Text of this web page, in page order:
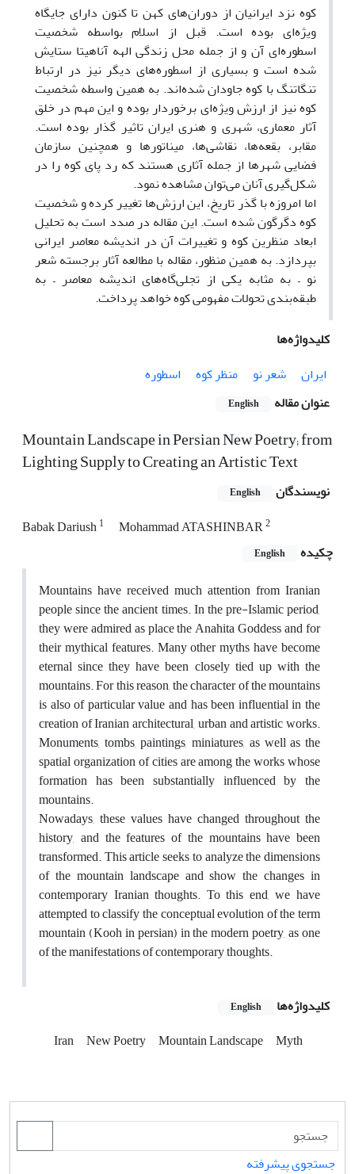
کوه نزد ایرانیان از دوران‌های کهن تا کنون دارای جایگاه
ویژه‌ای بوده است. قبل از اسلام بواسطه شخصیت
اسطوره‌ای آن و از جمله محل زندگی الهه آناهیتا ستایش
شده است و بسیاری از اسطوره‌های دیگر نیز در ارتباط
تنگاتنگ با کوه جاودان شده‌اند. به همین واسطه شخصیت
کوه نیز از ارزش ویژه‌ای برخوردار بوده و این مهم در خلق
آثار معماری، شهری و هنری ایران تاثیر گذار بوده است.
مقابر، بقعه‌ها، نقاشی‌ها، میناتورها و همچنین سازمان
فضایی شهرها از جمله آثاری هستند که رد پای کوه را در
شکل‌گیری آنان می‌توان مشاهده نمود.
اما امروزه با گذر تاریخ، این ارزش‌ها تغییر کرده و شخصیت
کوه دگرگون شده است. این مقاله در صدد است به تحلیل
ابعاد منظرین کوه و تغییرات آن در اندیشه معاصر ایرانی
بپردازد. به همین منظور، مقاله با مطالعه آثار برجسته شعر
نو – به مثابه یکی از تجلی‌گاه‌های اندیشه معاصر – به
طبقه‌بندی تحولات مفهومی کوه خواهد پرداخت.
کلیدواژه‌ها
ایران
شعر نو منظر کوه
اسطوره
عنوان مقاله
English
Mountain Landscape in Persian New Poetry; from
Lighting Supply to Creating an Artistic Text
نویسندگان English
Babak Dariush1 Mohammad ATASHINBAR2
چکیده English
Mountains have received much attention from Iranian
people since the ancient times. In the pre-Islamic period,
they were admired as place the Anahita Goddess and for
their mythical features. Many other myths have become
eternal since they have been closely tied up with the
mountains. For this reason, the character of the mountains
is also of particular value and has been influential in the
creation of Iranian architectural, urban and artistic works.
Monuments, tombs, paintings, miniatures, as well as the
spatial organization of cities are among the works whose
formation has been substantially influenced by the
mountains.
Nowadays, these values have changed throughout the
history, and the features of the mountains have been
transformed. This article seeks to analyze the dimensions
of the mountain landscape and show the changes in
contemporary Iranian thoughts. To this end, we have
attempted to classify the conceptual evolution of the term
mountain (Kooh in persian) in the modern poetry, as one
of the manifestations of contemporary thoughts.
کلیدواژه‌ها English
Iran New Poetry Mountain Landscape Myth
جستجوی پیشرفته